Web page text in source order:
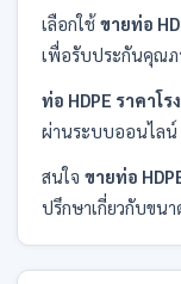
เลือกใช้ ขายท่อ
เพื่อรับประกันคุณภ
ท่อ HDPE ราคาโร
ผ่านระบบออนไลน์
สนใจ ขายท่อ
ปรึกษาเกี่ยวกับขน